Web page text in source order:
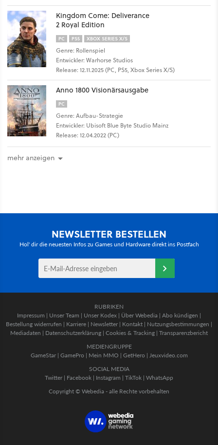
Kingdom Come: Deliverance
2 Royal Edition
PC PS5 XBOX SERIES X/S
Genre: Rollenspiel
Entwickler: Warhorse Studios
Release: 12.11.2025 (PC, PS5, Xbox Series X/S)
Anno 1800 Visionärsausgabe
PC
Genre: Aufbau-Strategie
Entwickler: Ubisoft Blue Byte Studio Mainz
Release: 12.04.2022 (PC)
mehr anzeigen
NEWSLETTER BESTELLEN
Hol' dir die neuesten Infos zu Games und Hardware direkt ins Postfach
RUBRIKEN
Impressum | Unser Team | Unser Kodex | Über Webedia | Abo kündigen |
Bestellung widerrufen | Karriere | Newsletter | Kontakt | Nutzungsbestimmungen |
Mediadaten | Datenschutzerklärung | Cookies & Tracking | Transparenzbericht
MEDIENGRUPPE
GameStar| GamePro | Mein MMO | GetHero | Jeuxvideo.com
SOCIAL MEDIA
Twitter | Facebook | Instagram | TikTok | WhatsApp
Copyright © Webedia - alle Rechte vorbehalten